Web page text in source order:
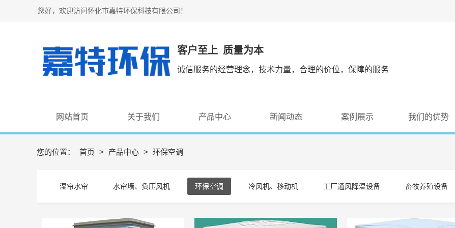
网站首页 关于我们 产品中心 新闻动态 案例展示 我们的优势
您好，欢迎访问怀化市嘉特环保科技有限公司！
客户至上  质量为本
诚信服务的经营理念，技术力量，合理的价位，保障的服务
您的位置： 首页 > 产品中心 > 环保空调
湿帘水帘 水帘墙、负压风机 环保空调 冷风机、移动机 工厂通风降温设备 畜牧养殖设备